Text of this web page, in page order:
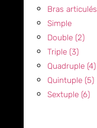
Bras articulés
Simple
Double (2)
Triple (3)
Quadruple (4)
Quintuple (5)
Sextuple (6)